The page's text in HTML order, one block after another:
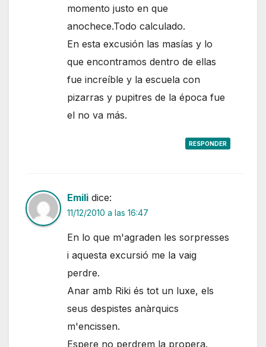
momento justo en que
anochece.Todo calculado.
En esta excusión las masías y lo
que encontramos dentro de ellas
fue increíble y la escuela con
pizarras y pupitres de la época fue
el no va más.
RESPONDER
Emili dice:
11/12/2010 a las 16:47
En lo que m'agraden les sorpresses
i aquesta excursió me la vaig
perdre.
Anar amb Riki és tot un luxe, els
seus despistes anàrquics
m'encissen.
Espere no perdrem la propera.